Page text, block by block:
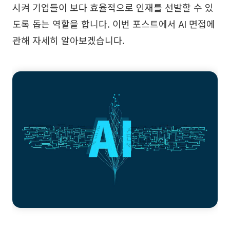
워크플로우
스크럼 도구
팀 협업
제품 기획
시켜 기업들이 보다 효율적으로 인재를 선발할 수 있
도록 돕는 역할을 합니다. 이번 포스트에서 AI 면접에
관해 자세히 알아보겠습니다.